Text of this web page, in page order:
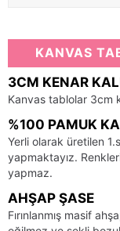
KANVAS
3CM KENAR
Kanvas tablolar 3cm
%100 PAMUK
Yerli olarak üretilen
yapmaktayız.
yapmaz.
AHŞAP ŞASE
Fırınlanmış masif